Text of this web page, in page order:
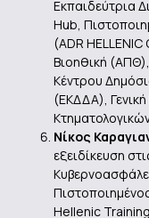
Eκπαιδεύτρια
Hub,
(ADR HELLENIC
Βιοηθική
Κέντρου
(ΕΚΔΔΑ),
Νίκος
εξειδίκευση
Hellenic